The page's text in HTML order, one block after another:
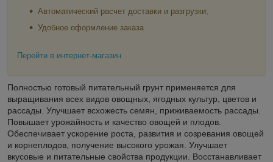
Автоматический расчет доставки и разгрузки;
Удобное оформление заказа
Перейти в интернет-магазин
Полностью готовый питательный грунт применяется для
выращивания всех видов овощных, ягодных культур, цветов и
рассады. Улучшает всхожесть семян, приживаемость рассады.
Повышает урожайность и качество овощей и плодов.
Обеспечивает ускорение роста, развития и созревания овощей
и корнеплодов, получение высокого урожая. Улучшает
вкусовые и питательные свойства продукции. Восстанавливает